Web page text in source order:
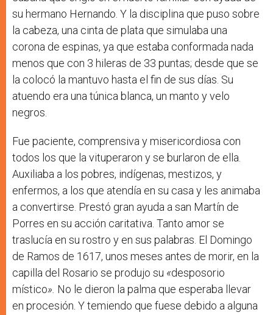
su hermano Hernando. Y la disciplina que puso sobre
la cabeza, una cinta de plata que simulaba una
corona de espinas, ya que estaba conformada nada
menos que con 3 hileras de 33 puntas; desde que se
la colocó la mantuvo hasta el fin de sus días. Su
atuendo era una túnica blanca, un manto y velo
negros.
Fue paciente, comprensiva y misericordiosa con
todos los que la vituperaron y se burlaron de ella.
Auxiliaba a los pobres, indígenas, mestizos, y
enfermos, a los que atendía en su casa y les animaba
a convertirse. Prestó gran ayuda a san Martín de
Porres en su acción caritativa. Tanto amor se
traslucía en su rostro y en sus palabras. El Domingo
de Ramos de 1617, unos meses antes de morir, en la
capilla del Rosario se produjo su «desposorio
místico». No le dieron la palma que esperaba llevar
en procesión. Y temiendo que fuese debido a alguna